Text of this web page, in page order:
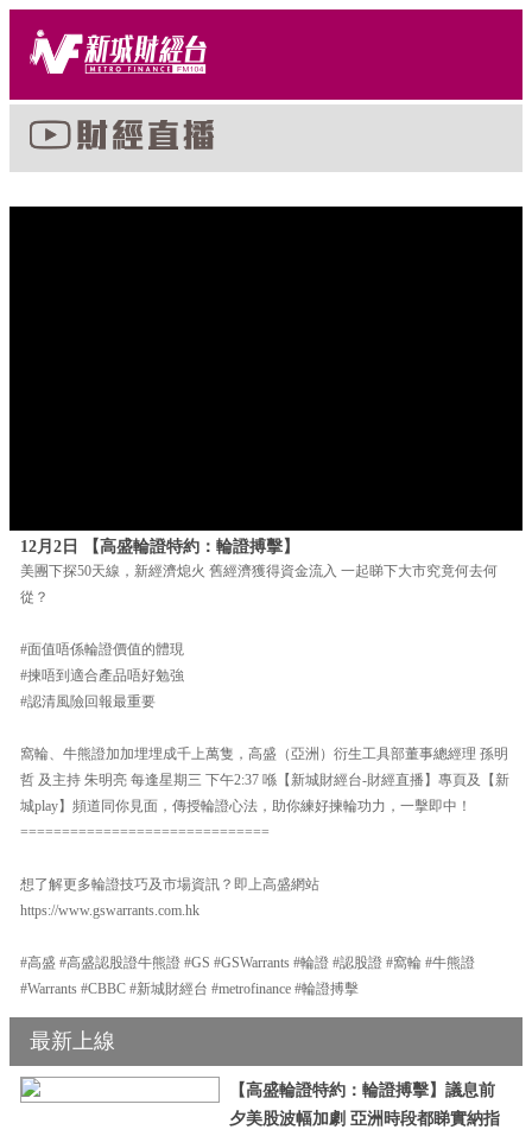
12月2日 【高盛輪證特約：輪證搏擊】
美團下探50天線，新經濟熄火 舊經濟獲得資金流入 一起睇下大市究竟何去何
從？
#面值唔係輪證價值的體現
#揀唔到適合產品唔好勉強
#認清風險回報最重要
窩輪、牛熊證加加埋埋成千上萬隻，高盛（亞洲）衍生工具部董事總經理 孫明
哲 及主持 朱明亮 每逢星期三 下午2:37 喺【新城財經台-財經直播】專頁及【新
城play】頻道同你見面，傳授輪證心法，助你練好揀輪功力，一擊即中！
==============================
想了解更多輪證技巧及市場資訊？即上高盛網站
https://www.gswarrants.com.hk
#高盛 #高盛認股證牛熊證 #GS #GSWarrants #輪證 #認股證 #窩輪 #牛熊證
#Warrants #CBBC #新城財經台 #metrofinance #輪證搏擊
最新上線
【高盛輪證特約：輪證搏擊】議息前
夕美股波幅加劇 亞洲時段都睇實納指